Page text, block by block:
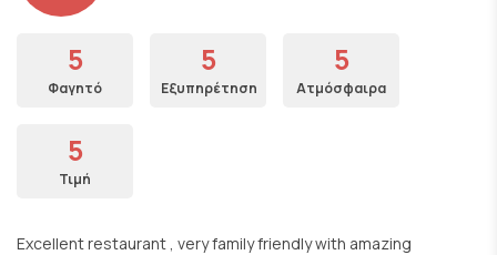
5
Φαγητό
5
Εξυπηρέτηση
5
Ατμόσφαιρα
5
Τιμή
Excellent restaurant , very family friendly with amazing